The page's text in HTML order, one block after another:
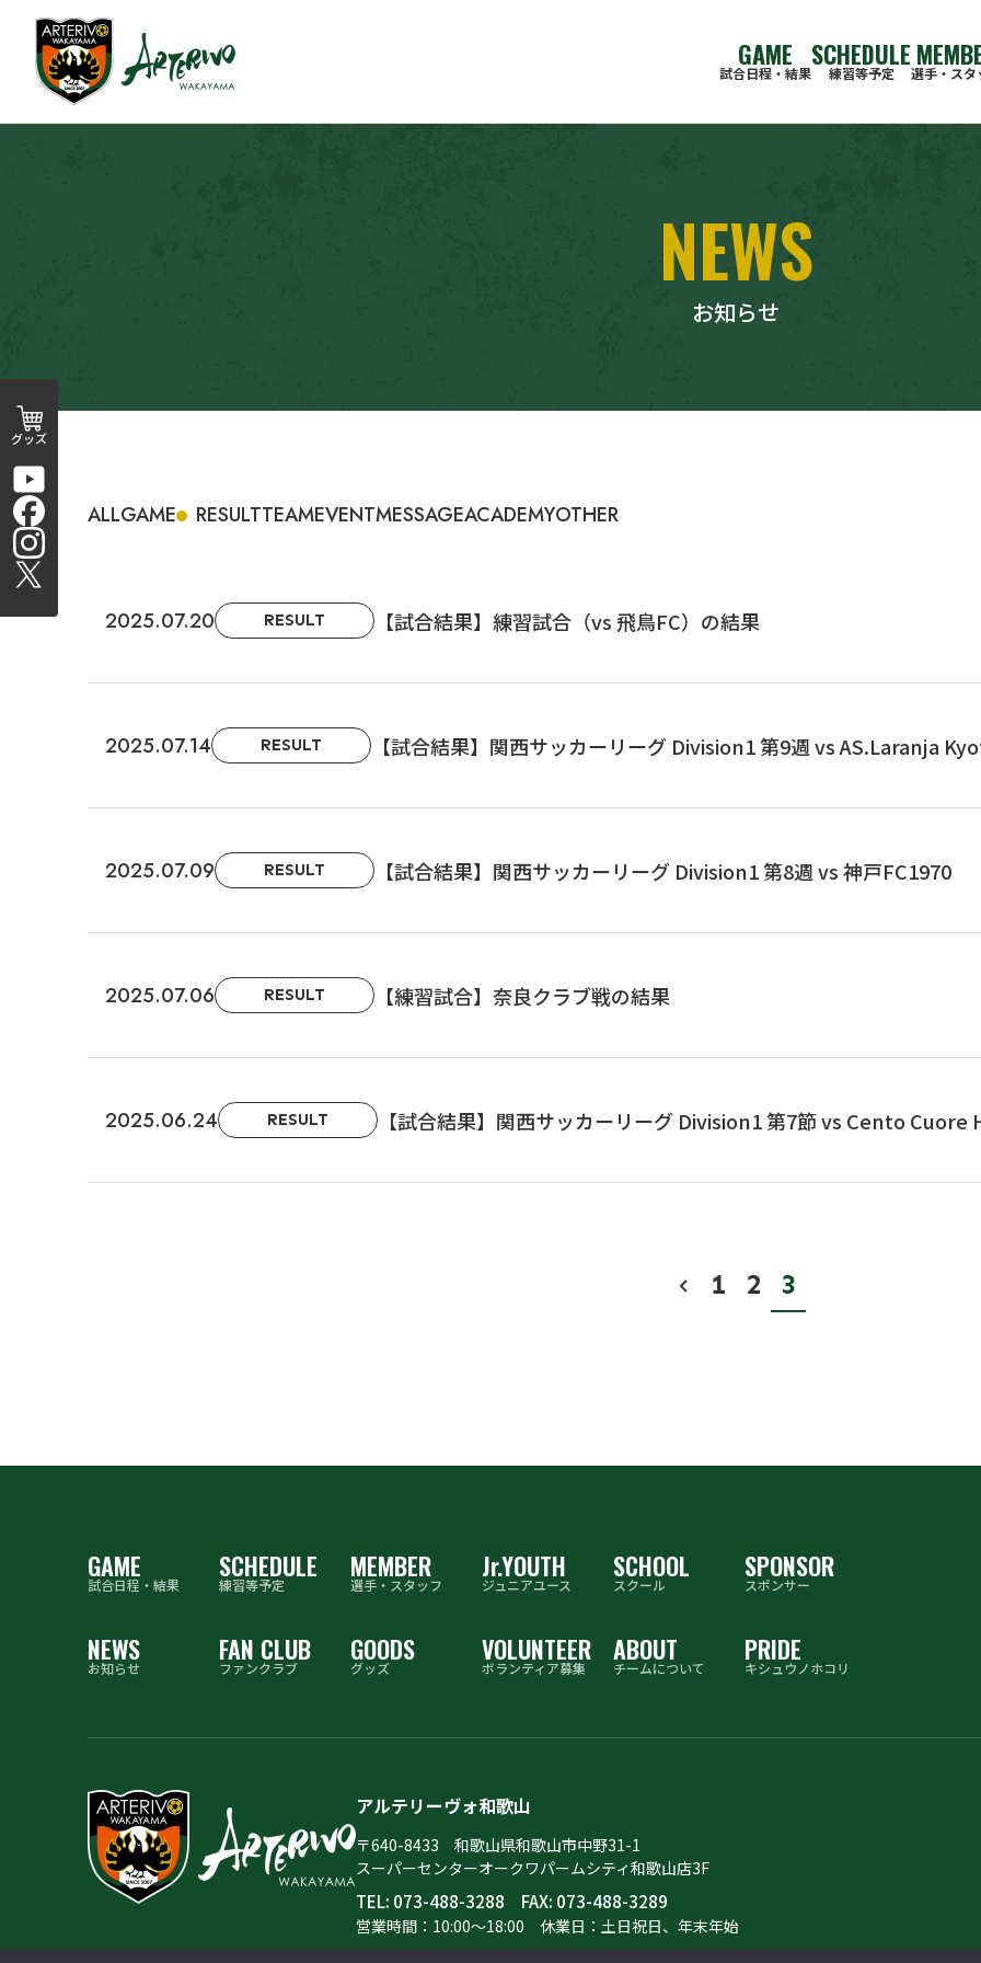
GAME
試合⽇程‧結果
SCHEDULE
練習等予定 選手・スタ
グッズ
NEWS
お知らせ
ALLGAME RESULTTEAMEVENTMESSAGEACADEMYOTHER
2025.07.20 RESULT 【試合結果】練習試合（vs 飛鳥FC）の結果
2025.07.14 RESULT 【試合結果】関西サッカーリーグ Division1 第9週 vs AS.Laranja
2025.07.09 RESULT 【試合結果】関西サッカーリーグ Division1 第8週 vs 神戸FC1970
2025.07.06 RESULT 【練習試合】奈良クラブ戦の結果
2025.06.24 RESULT 【試合結果】関西サッカーリーグ Division1 第7節 vs Cento Cuore
1 2 3
GAME
試合⽇程‧結果
SCHEDULE
練習等予定
MEMBER
選手・スタッフ
Jr.YOUTH
ジュニアユース
SCHOOL
スクール
SPONSOR
スポンサー
NEWS
お知らせ
FAN CLUB
ファンクラブ
GOODS
グッズ
VOLUNTEER
ボランティア募集
ABOUT
チームについて
PRIDE
キシュウノホコリ
アルテリーヴォ和歌山
〒640-8433 和歌山県和歌山市中野31-1
​スーパーセンターオークワパームシティ和歌山店3F
TEL: 073-488-3288 FAX: 073-488-3289
営業時間：10:00～18:00 休業日：土日祝日、年末年始